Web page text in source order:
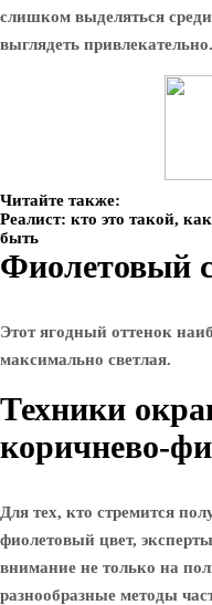
слишком выделяться
выглядеть привлекательно.
Читайте также:
Реалист: кто это такой,
быть
Фиолетовый
Этот ягодный оттенок
максимально светлая.
Техники
коричнево-
Для тех, кто стремится
фиолетовый цвет,
внимание не только на
разнообразные методы